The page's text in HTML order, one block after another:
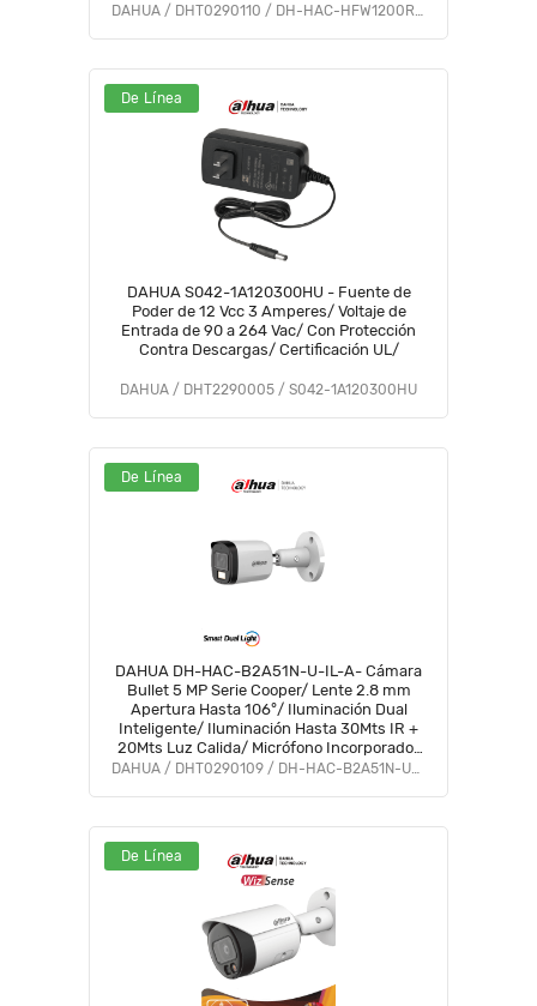
DAHUA / DHT0290110 / DH-HAC-HFW1200RLN-IL-T
De Línea
DAHUA S042-1A120300HU - Fuente de
Poder de 12 Vcc 3 Amperes/ Voltaje de
Entrada de 90 a 264 Vac/ Con Protección
Contra Descargas/ Certificación UL/
DAHUA / DHT2290005 / S042-1A120300HU
De Línea
DAHUA DH-HAC-B2A51N-U-IL-A- Cámara
Bullet 5 MP Serie Cooper/ Lente 2.8 mm
Apertura Hasta 106°/ Iluminación Dual
Inteligente/ Iluminación Hasta 30Mts IR +
20Mts Luz Calida/ Micrófono Incorporado/
Metal/ Para Exterior IP67 #OD #CD #CODDAHUA / DHT0290109 / DH-HAC-B2A51N-U-IL-A
De Línea